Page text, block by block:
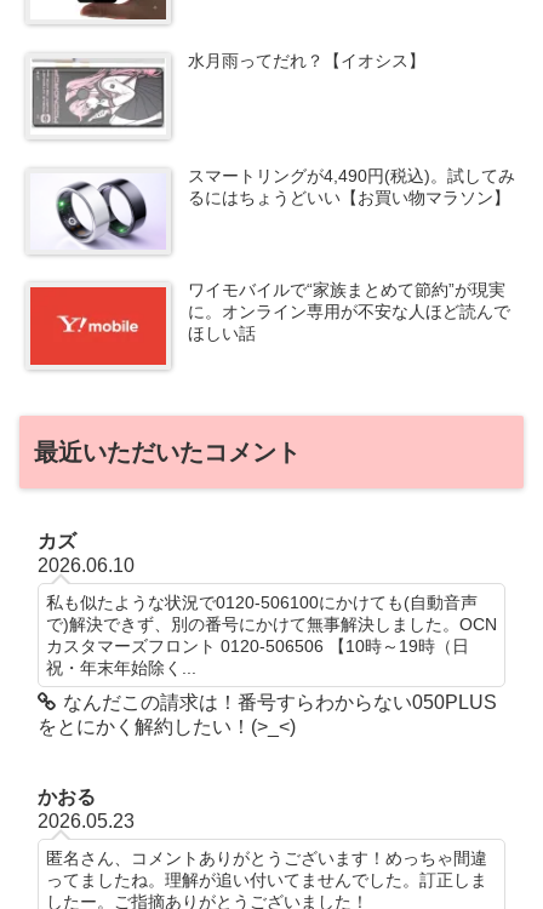
水月雨ってだれ？【イオシス】
スマートリングが4,490円(税込)。試してみ
るにはちょうどいい【お買い物マラソン】
ワイモバイルで“家族まとめて節約”が現実
に。オンライン専用が不安な人ほど読んで
ほしい話
最近いただいたコメント
カズ
2026.06.10
私も似たような状況で0120-506100にかけても(自動音声
で)解決できず、別の番号にかけて無事解決しました。OCN
カスタマーズフロント 0120-506506 【10時～19時（日
祝・年末年始除く...
なんだこの請求は！番号すらわからない050PLUS
をとにかく解約したい！(>_<)
かおる
2026.05.23
匿名さん、コメントありがとうございます！めっちゃ間違
ってましたね。理解が追い付いてませんでした。訂正しま
したー。ご指摘ありがとうございました！